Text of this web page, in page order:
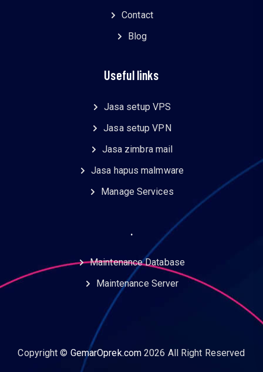
Contact
Blog
Useful links
Jasa setup VPS
Jasa setup VPN
Jasa zimbra mail
Jasa hapus malmware
Manage Services
.
Maintenance Database
Maintenance Server
Copyright © GemarOprek.com 2026 All Right Reserved